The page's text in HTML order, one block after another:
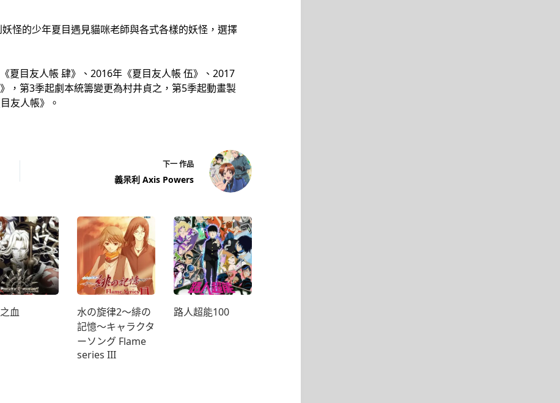
怪的少年夏目遇見貓咪老師與各式各樣的妖怪，選擇
夏目友人帳 肆》、2016年《夏目友人帳 伍》、2017
，第3季起劇本統籌變更為村井貞之，第5季起動畫製
友人帳》。
下一作品
義呆利 Axis Powers
血
水の旋律2～緋の
記憶～キャラクタ
ーソング Flame
series III
路人超能100